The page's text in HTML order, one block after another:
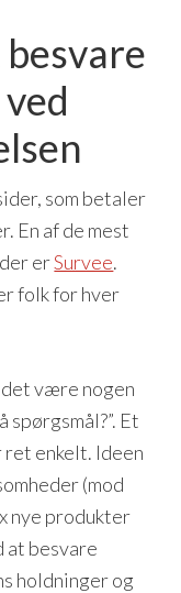
som betaler
En af de mest
erSurvee.
folk for hver
det være nogen
Et
enkelt. Ideen
(mod
nye produkter
at besvare
holdninger og